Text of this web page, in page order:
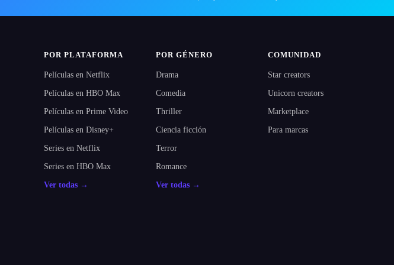
POR PLATAFORMA
Películas en Netflix
Películas en HBO Max
Películas en Prime Video
Películas en Disney+
Series en Netflix
Series en HBO Max
Ver todas →
POR GÉNERO
Drama
Comedia
Thriller
Ciencia ficción
Terror
Romance
Ver todas →
COMUNIDAD
Star creators
Unicorn creators
Marketplace
Para marcas